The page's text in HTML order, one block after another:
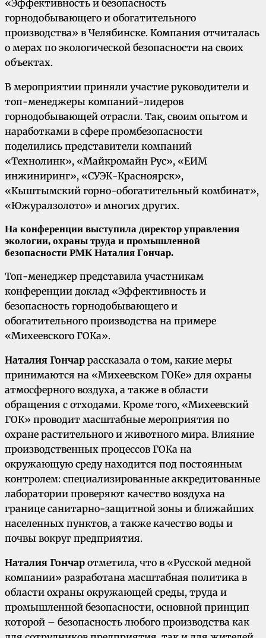
«Эффективность и безопасность
горнодобывающего и обогатительного
производства» в Челябинске. Компания отчиталась
о мерах по экологической безопасности на своих
объектах.
В мероприятии приняли участие руководители и
топ-менеджеры компаний-лидеров
горнодобывающей отрасли. Так, своим опытом и
наработками в сфере промбезопасности
поделились представители компаний
«Технолинк», «Майкромайн Рус», «ЕИМ
инжиниринг», «СУЭК-Красноярск»,
«Кыштымский горно-обогатительный комбинат»,
«Южуралзолото» и многих других.
На конференции выступила директор управления
экологии, охраны труда и промышленной
безопасности РМК Наталия Гончар.
Топ-менеджер представила участникам
конференции доклад «Эффективность и
безопасность горнодобывающего и
обогатительного производства на примере
«Михеевского ГОКа».
Наталия Гончар рассказала о том, какие меры
принимаются на «Михеевском ГОКе» для охраны
атмосферного воздуха, а также в области
обращения с отходами. Кроме того, «Михеевский
ГОК» проводит масштабные мероприятия по
охране растительного и животного мира. Влияние
производственных процессов ГОКа на
окружающую среду находится под постоянным
контролем: специализированные аккредитованные
лаборатории проверяют качество воздуха на
границе санитарно-защитной зоны и ближайших
населенных пунктов, а также качество воды и
почвы вокруг предприятия.
Наталия Гончар отметила, что в «Русской медной
компании» разработана масштабная политика в
области охраны окружающей среды, труда и
промышленной безопасности, основной принцип
которой – безопасность любого производства как